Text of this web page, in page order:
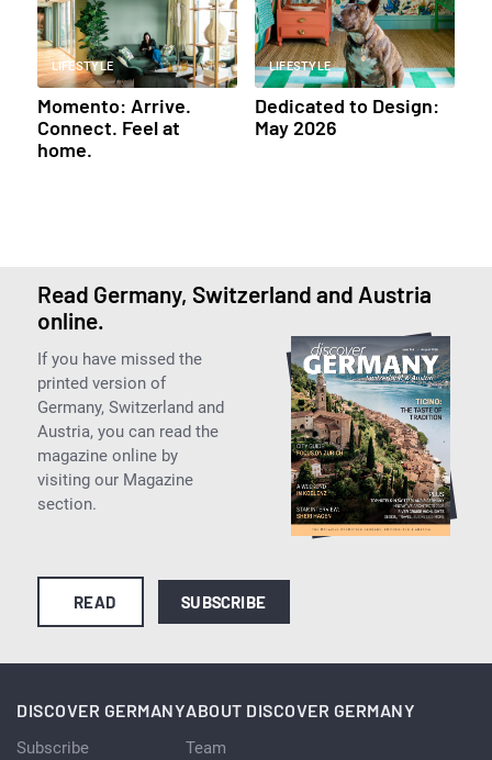
LIFESTYLE
Momento: Arrive.
Connect. Feel at
home.
LIFESTYLE
Dedicated to Design:
May 2026
Read Germany, Switzerland and Austria
online.
If you have missed the
printed version of
Germany, Switzerland and
Austria, you can read the
magazine online by
visiting our Magazine
section.
READ SUBSCRIBE
DISCOVER GERMANY
Subscribe
ABOUT DISCOVER GERMANY
Team